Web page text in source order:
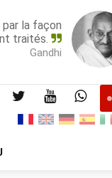
par la façon
traités.
Gandhi